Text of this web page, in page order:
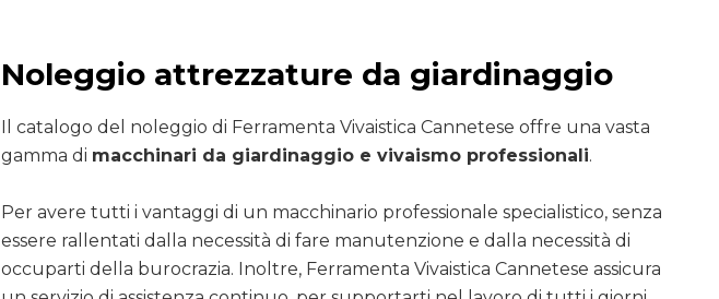
Noleggio attrezzature da giardinaggio
Il catalogo del noleggio di Ferramenta Vivaistica Cannetese offre una vasta
gamma di macchinari da giardinaggio e vivaismo professionali.
Per avere tutti i vantaggi di un macchinario professionale specialistico, senza
essere rallentati dalla necessità di fare manutenzione e dalla necessità di
occuparti della burocrazia. Inoltre, Ferramenta Vivaistica Cannetese assicura